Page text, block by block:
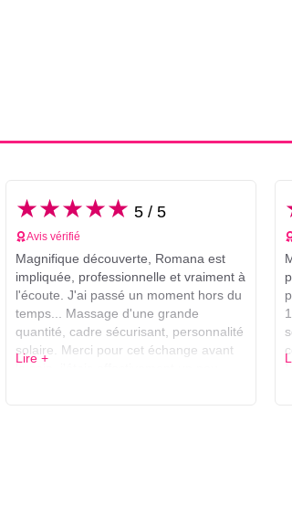
★★★★★ 5 / 5
Avis vérifié
Magnifique découverte, Romana est
impliquée, professionnelle et vraiment à
l'écoute. J'ai passé un moment hors du
temps... Massage d'une grande
quantité, cadre sécurisant, personnalité
solaire. Merci pour cet échange avant
Lire +